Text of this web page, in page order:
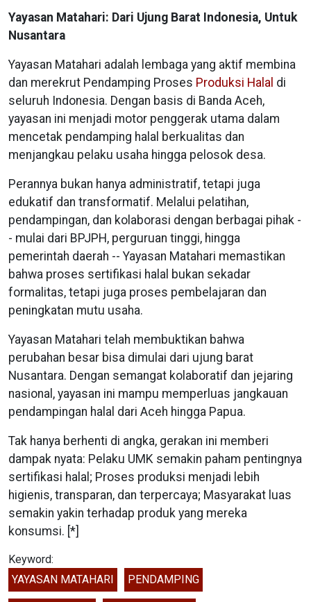
Yayasan Matahari: Dari Ujung Barat Indonesia, Untuk
Nusantara
Yayasan Matahari adalah lembaga yang aktif membina
dan merekrut Pendamping Proses Produksi Halal di
seluruh Indonesia. Dengan basis di Banda Aceh,
yayasan ini menjadi motor penggerak utama dalam
mencetak pendamping halal berkualitas dan
menjangkau pelaku usaha hingga pelosok desa.
Perannya bukan hanya administratif, tetapi juga
edukatif dan transformatif. Melalui pelatihan,
pendampingan, dan kolaborasi dengan berbagai pihak -
- mulai dari BPJPH, perguruan tinggi, hingga
pemerintah daerah -- Yayasan Matahari memastikan
bahwa proses sertifikasi halal bukan sekadar
formalitas, tetapi juga proses pembelajaran dan
peningkatan mutu usaha.
Yayasan Matahari telah membuktikan bahwa
perubahan besar bisa dimulai dari ujung barat
Nusantara. Dengan semangat kolaboratif dan jejaring
nasional, yayasan ini mampu memperluas jangkauan
pendampingan halal dari Aceh hingga Papua.
Tak hanya berhenti di angka, gerakan ini memberi
dampak nyata: Pelaku UMK semakin paham pentingnya
sertifikasi halal; Proses produksi menjadi lebih
higienis, transparan, dan terpercaya; Masyarakat luas
semakin yakin terhadap produk yang mereka
konsumsi. [*]
Keyword:
YAYASAN MATAHARI
PENDAMPING